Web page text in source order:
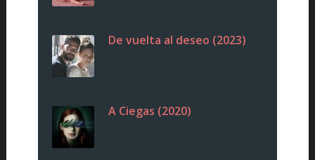
De vuelta al deseo (2023)
A Ciegas (2020)